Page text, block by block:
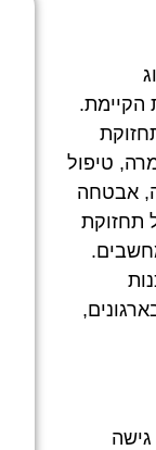
הקיימת.
טיפול
אבטחה
תחזוקת